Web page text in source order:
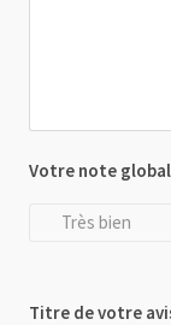
Votre note
Très bien
Titre de votre